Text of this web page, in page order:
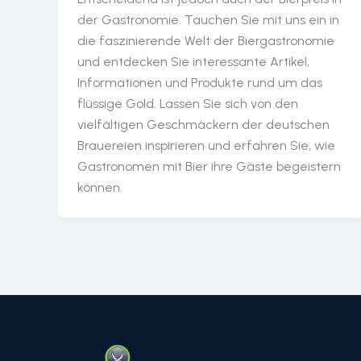
der Gastronomie. Tauchen Sie mit uns ein in
die faszinierende Welt der Biergastronomie
und entdecken Sie interessante Artikel,
Informationen und Produkte rund um das
flüssige Gold. Lassen Sie sich von den
vielfältigen Geschmäckern der deutschen
Brauereien inspirieren und erfahren Sie, wie
Gastronomen mit Bier ihre Gäste begeistern
können.